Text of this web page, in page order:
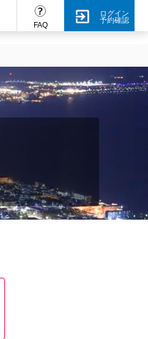
FAQ
ログイン
予約確認